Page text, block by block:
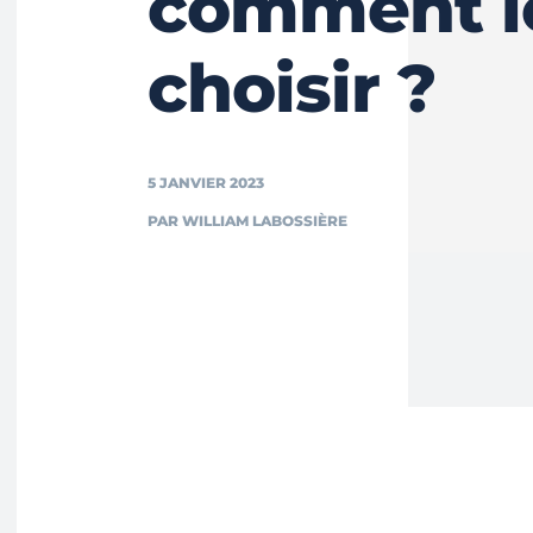
choisir ?
5 JANVIER 2023
PAR WILLIAM LABOSSIÈRE